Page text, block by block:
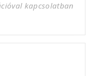
kapcsolatban